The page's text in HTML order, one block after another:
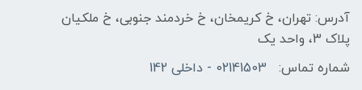
آدرس: تهران، خ کریمخان، خ خردمند جنوبی، خ ملکیان
پلاک 3، واحد یک
شماره تماس:
02141503 - داخلی 142